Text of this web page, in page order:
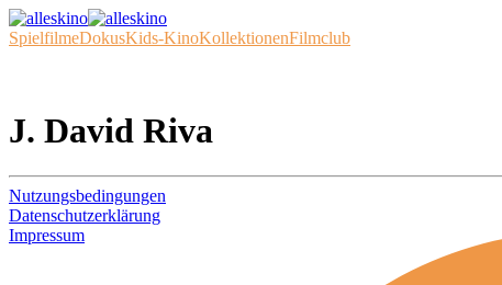
SpielfilmeDokusKids-KinoKollektionenFilmclub
J. David Riva
Nutzungsbedingungen
Datenschutzerklärung
Impressum